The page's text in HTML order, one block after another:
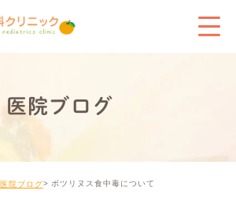
医院ブログ
医院ブログ ボツリヌス食中毒について